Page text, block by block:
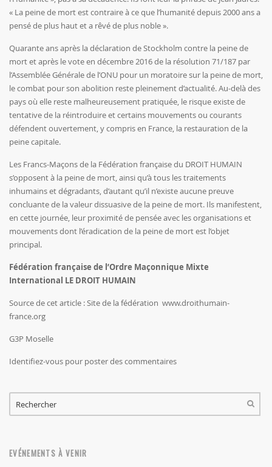
« La peine de mort est contraire à ce que l’humanité depuis 2000 ans a
pensé de plus haut et a rêvé de plus noble ».
Quarante ans après la déclaration de Stockholm contre la peine de
mort et après le vote en décembre 2016 de la résolution 71/187 par
l’Assemblée Générale de l’ONU pour un moratoire sur la peine de mort,
le combat pour son abolition reste pleinement d’actualité. Au-delà des
pays où elle reste malheureusement pratiquée, le risque existe de
tentative de la réintroduire et certains mouvements ou courants
défendent ouvertement, y compris en France, la restauration de la
peine capitale.
Les Francs-Maçons de la Fédération française du DROIT HUMAIN
s’opposent à la peine de mort, ainsi qu’à tous les traitements
inhumains et dégradants, d’autant qu’il n’existe aucune preuve
concluante de la valeur dissuasive de la peine de mort. Ils manifestent,
en cette journée, leur proximité de pensée avec les organisations et
mouvements dont l’éradication de la peine de mort est l’objet
principal.
Fédération française de l’Ordre Maçonnique Mixte
International LE DROIT HUMAIN
Source de cet article : Site de la fédération www.droithumain-
france.org
G3P Moselle
Identifiez-vous pour poster des commentaires
FORMULAIRE DE RECHERCHE
EVÉNEMENTS À VENIR